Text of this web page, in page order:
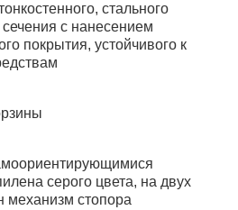
стального
с нанесением
покрытия, устойчивого к
серого цвета, на двух
механизм стопора